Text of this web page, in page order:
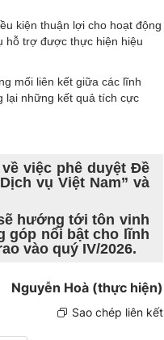
kiện thuận lợi cho hoạt động
hỗ trợ được thực hiện hiệu
mối liên kết giữa các lĩnh
lại những kết quả tích cực
việc phê duyệt Đề
vụ Việt Nam” và
hướng tới tôn vinh
góp nổi bật cho lĩnh
vào quý IV/2026.
Nguyễn Hoà (thực hiện)
Sao chép liên kết